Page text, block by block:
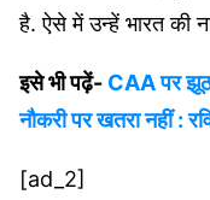
है. ऐसे में उन्हें भारत की
इसे भी पढ़ें- CAA पर झूठ
नौकरी पर खतरा नहीं :
[ad_2]